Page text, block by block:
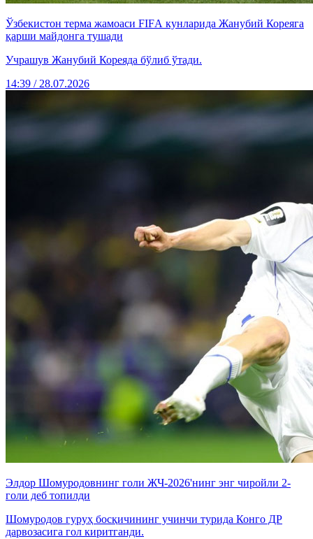
Ўзбекистон терма жамоаси FIFА кунларида Жанубий Кореяга
қарши майдонга тушади
Учрашув Жанубий Кореяда бўлиб ўтади.
14:39 / 28.07.2026
Элдор Шомуродовнинг голи ЖЧ-2026'нинг энг чиройли 2-
голи деб топилди
Шомуродов гуруҳ босқичининг учинчи турида Конго ДР
дарвозасига гол киритганди.